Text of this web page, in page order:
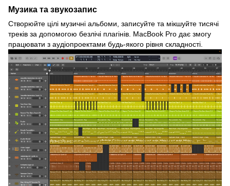
Музика та звукозапис
Створюйте цілі музичні альбоми, записуйте та мікшуйте тисячі
треків за допомогою безлічі плагінів. MacBook Pro дає змогу
працювати з аудіопроектами будь-якого рівня складності.